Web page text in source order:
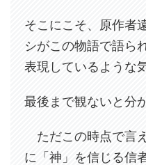
そこにこそ、原作者
シがこの物語で語ら
表現しているような
最後まで観ないと分
ただこの時点で言
に「神」を信じる信